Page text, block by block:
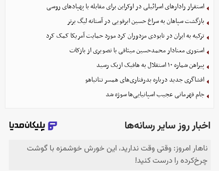
استقرار رادارهای اسرائیلی در اوکراین برای مقابله با پهپادهای روسی
بازگشت سپاهان به سراغ حسین ابرقویی در آستانه لیگ برتر
ترکیه به ایران در نابودی مزدوران کرد مورد حمایت آمریکا کمک کرد
استوری معنادار محمدحسین میثاقی با تصویری از بازکات
پیراهن شماره ۱۰ استقلال به هافبک ازبک رسید
افشاگری جدید درباره بدرفتاری‌های همسر نتانیاهو
جام قهرمانی عجیب اسپانیایی‌ها سوژه شد